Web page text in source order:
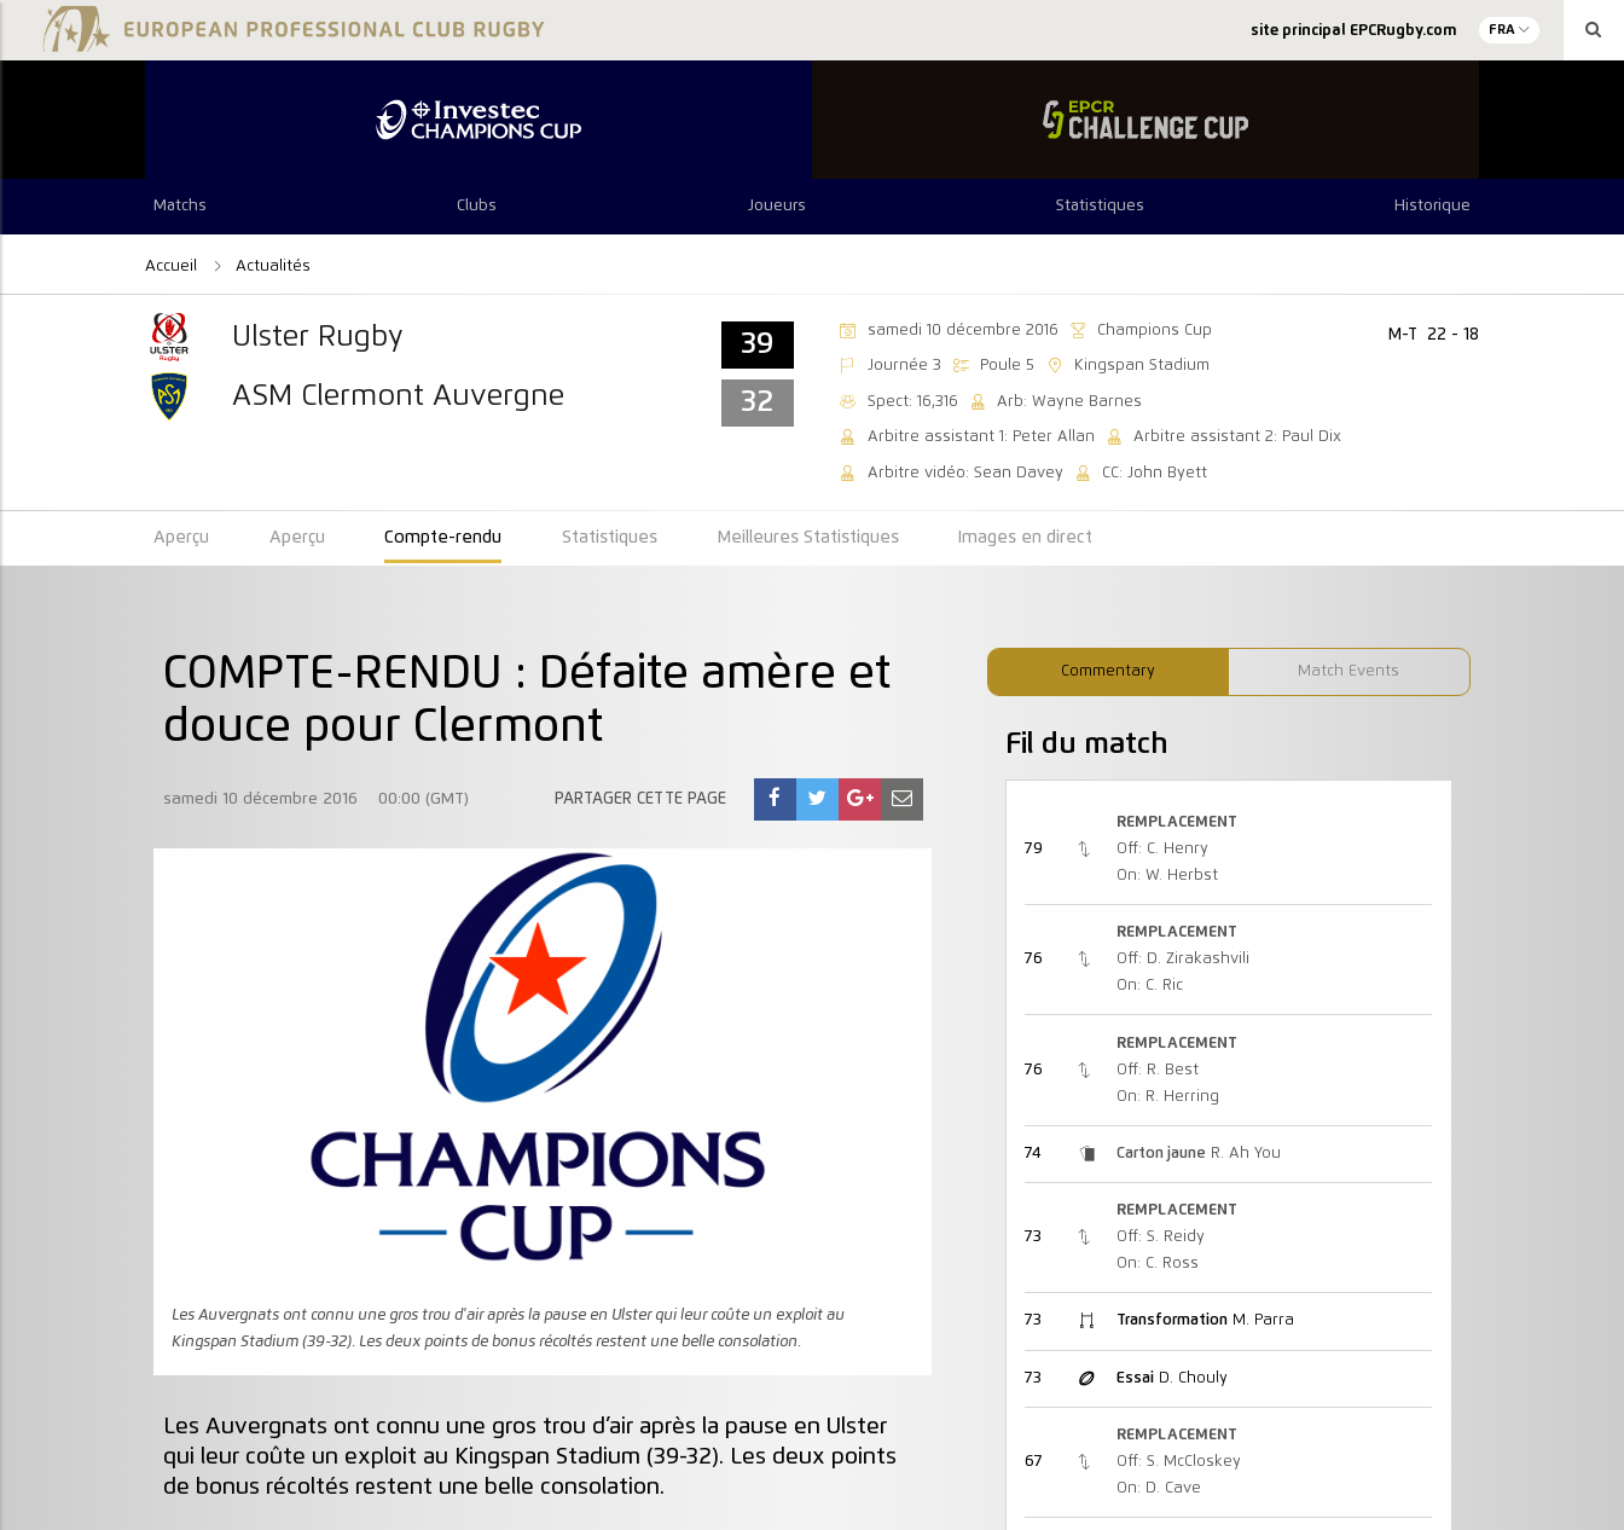
site principal EPCRugby.com FRA
Matchs Clubs Joueurs Statistiques Historique
Accueil Actualités
Ulster Rugby
ASM Clermont Auvergne
39
32
samedi 10 décembre 2016 Champions Cup
Journée 3 Poule 5 Kingspan Stadium
Spect: 16,316 Arb: Wayne Barnes
Arbitre assistant 1: Peter Allan Arbitre assistant 2: Paul Dix
Arbitre vidéo: Sean Davey CC: John Byett
M-T 22 - 18
Aperçu Aperçu Compte-rendu Statistiques Meilleures Statistiques Images en direct
Commentary Match Events
COMPTE-RENDU : Défaite amère et
douce pour Clermont
samedi 10 décembre 2016 00:00 (GMT) PARTAGER CETTE PAGE
Les Auvergnats ont connu une gros trou d'air après la pause en Ulster qui leur coûte un exploit au
Kingspan Stadium (39-32). Les deux points de bonus récoltés restent une belle consolation.
Les Auvergnats ont connu une gros trou d’air après la pause en Ulster
qui leur coûte un exploit au Kingspan Stadium (39-32). Les deux points
de bonus récoltés restent une belle consolation.
Fil du match
79
REMPLACEMENT
Off: C. Henry
On: W. Herbst
76
REMPLACEMENT
Off: D. Zirakashvili
On: C. Ric
76
REMPLACEMENT
Off: R. Best
On: R. Herring
74 Carton jaune R. Ah You
73
REMPLACEMENT
Off: S. Reidy
On: C. Ross
73 TransformationM. Parra
73 EssaiD. Chouly
67
REMPLACEMENT
Off: S. McCloskey
On: D. Cave